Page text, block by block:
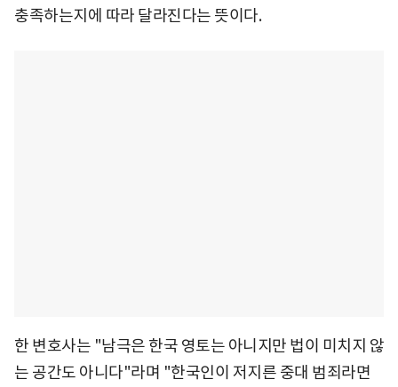
충족하는지에 따라 달라진다는 뜻이다.
한 변호사는 "남극은 한국 영토는 아니지만 법이 미치지 않
는 공간도 아니다"라며 "한국인이 저지른 중대 범죄라면